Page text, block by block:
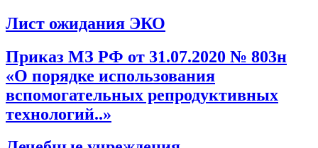
Лист ожидания ЭКО
Приказ МЗ РФ от 31.07.2020 № 803н
«О порядке использования
вспомогательных репродуктивных
технологий..»